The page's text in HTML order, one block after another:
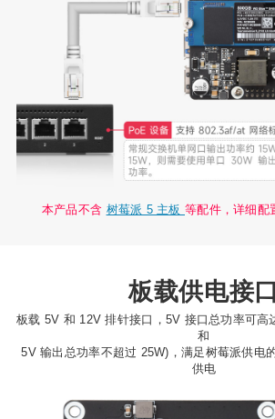
本产品不含 树莓派 5 主板 等配件，详细配
板载供电接口
板载 5V 和 12V 排针接口，5V 接口总功率可高
和
5V 输出总功率不超过 25W)，满足树莓派供电
供电